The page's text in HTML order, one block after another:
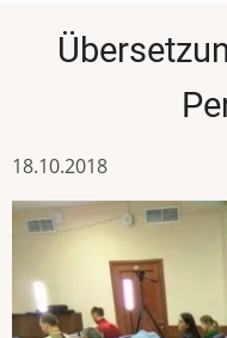
18.10.2018